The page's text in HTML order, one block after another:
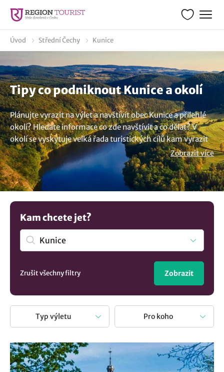
Úvod Střední Čechy Kunice
Tipy co podniknout Kunice a okolí
Plánujte vyrazit na výlet a navštívít obec Kunice a přilehlé
okolí? Hledáte informace co zde navštívit a co dělat? V
okolí se vyskytuje velká řada turistických cílů kam vyrazit
na výlet a co zde vidět. Destinace Kunice leží v malebné
turistické lokalitě Střední Čechy, která jistě stojí za
návštěvu. Zpracovali jsme pro turisty průvodce s
přehledem aktivit, výletních cílů a tipy kudy z nudy. Zajímá
Vás co v této lokalitě a blízkém okolí uvidíte, kam se vydat
na výlet a na prohlídku? Z našich tipů kam na výlet
namátkou představujeme:
obec spadá územně pod Středočeský kraj? A proč vlastně
vyrazit na výlet? Je to pohodová aktivita u které si
odpočinete, strávíte čas s rodinou či přáteli a přitom
navštívíte krásná místa.
Zobrazit více
Kam chcete jet?
Zrušit všechny filtry Zobrazit
Typ výletu Pro koho